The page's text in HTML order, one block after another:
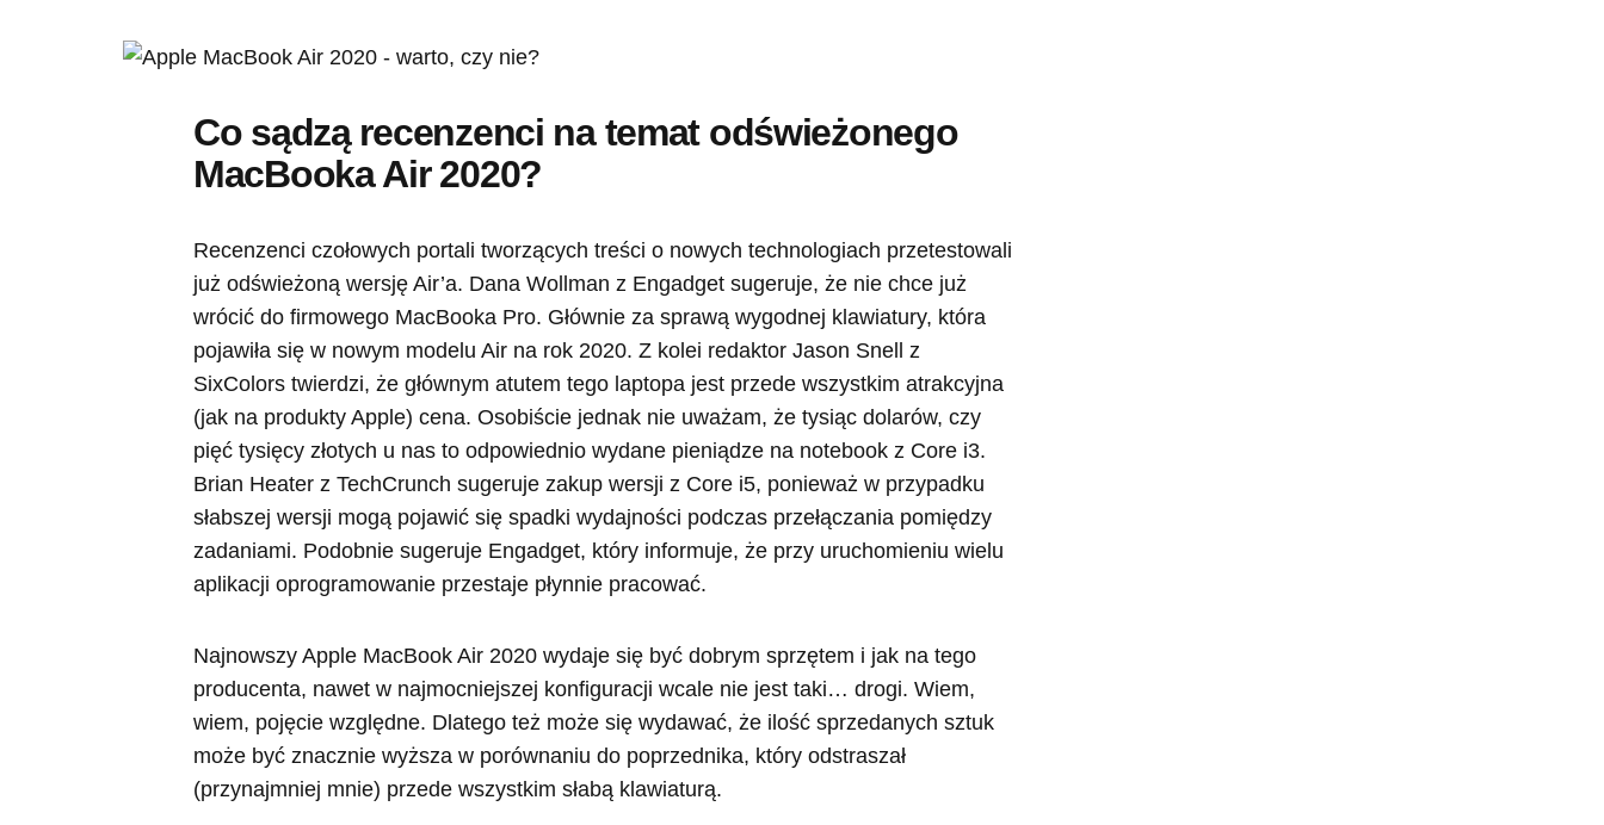
Co sądzą recenzenci na temat odświeżonego
MacBooka Air 2020?
Recenzenci czołowych portali tworzących treści o nowych technologiach przetestowali
już odświeżoną wersję Air’a. Dana Wollman z Engadget sugeruje, że nie chce już
wrócić do firmowego MacBooka Pro. Głównie za sprawą wygodnej klawiatury, która
pojawiła się w nowym modelu Air na rok 2020. Z kolei redaktor Jason Snell z
SixColors twierdzi, że głównym atutem tego laptopa jest przede wszystkim atrakcyjna
(jak na produkty Apple) cena. Osobiście jednak nie uważam, że tysiąc dolarów, czy
pięć tysięcy złotych u nas to odpowiednio wydane pieniądze na notebook z Core i3.
Brian Heater z TechCrunch sugeruje zakup wersji z Core i5, ponieważ w przypadku
słabszej wersji mogą pojawić się spadki wydajności podczas przełączania pomiędzy
zadaniami. Podobnie sugeruje Engadget, który informuje, że przy uruchomieniu wielu
aplikacji oprogramowanie przestaje płynnie pracować.
Najnowszy Apple MacBook Air 2020 wydaje się być dobrym sprzętem i jak na tego
producenta, nawet w najmocniejszej konfiguracji wcale nie jest taki… drogi. Wiem,
wiem, pojęcie względne. Dlatego też może się wydawać, że ilość sprzedanych sztuk
może być znacznie wyższa w porównaniu do poprzednika, który odstraszał
(przynajmniej mnie) przede wszystkim słabą klawiaturą.